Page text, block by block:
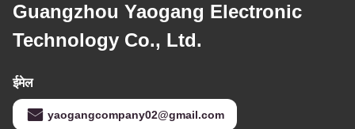
Guangzhou Yaogang Electronic
Technology Co., Ltd.
ईमेल
yaogangcompany02@gmail.com